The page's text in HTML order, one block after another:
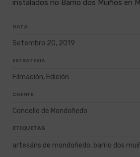
instalados no Barrio dos Muiños en
DATA
Setembro 20, 2019
ESTRATEXIA
Filmación, Edición
CLIENTE
Concello de Mondoñedo
ETIQUETAS
artesáns de mondoñedo, barrio dos